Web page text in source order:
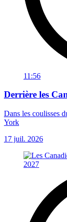
11:56
Derrière les
Dans les coulisses
York
17 juil. 2026